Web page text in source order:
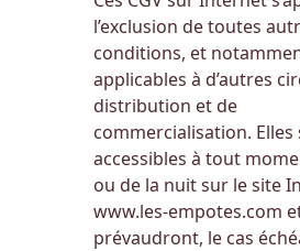
l’exclusion de toutes
conditions, et
applicables à d’autres
distribution et de
commercialisation. Elles
accessibles à tout
ou de la nuit sur le site
www.les-empotes.com
prévaudront, le cas